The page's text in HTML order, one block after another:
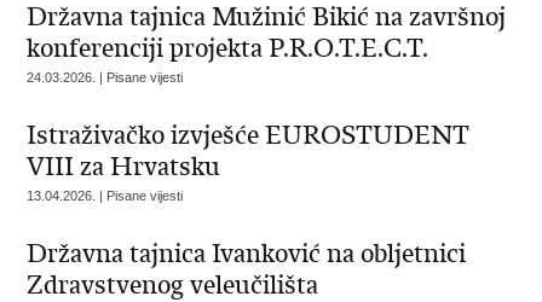
Državna tajnica Mužinić Bikić na završnoj
konferenciji projekta P.R.O.T.E.C.T.
24.03.2026. | Pisane vijesti
Istraživačko izvješće EUROSTUDENT
VIII za Hrvatsku
13.04.2026. | Pisane vijesti
Državna tajnica Ivanković na obljetnici
Zdravstvenog veleučilišta